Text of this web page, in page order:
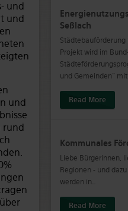
und
und
und
rund
Seßlach
Städtebauförderung
Projekt wird im
und Gemeinden"
Read More
Kommunales
Liebe Bürgerinnen,
Regionen - und
werden in…
Read More